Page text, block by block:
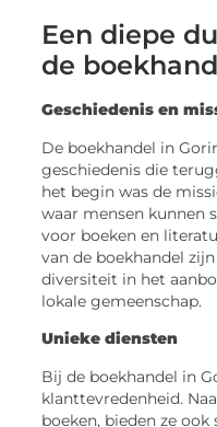
Een diepe
de
Geschiedenis en
De boekhandel in
geschiedenis die
het begin was de
waar mensen kunnen
voor boeken en
van de boekhandel
diversiteit in het
lokale gemeenschap.
Unieke diensten
Bij de boekhandel in
klanttevredenheid.
boeken, bieden ze ook